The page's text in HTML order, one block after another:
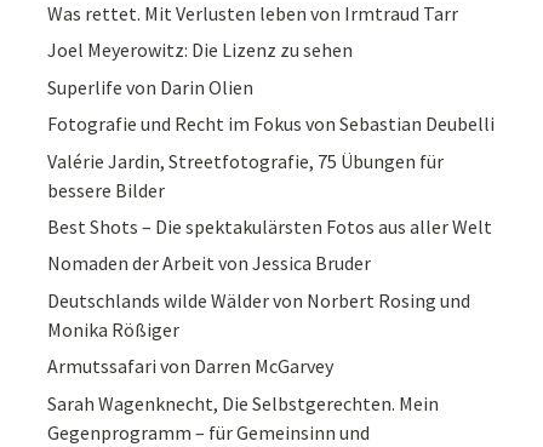
Was rettet. Mit Verlusten leben von Irmtraud Tarr
Joel Meyerowitz: Die Lizenz zu sehen
Superlife von Darin Olien
Fotografie und Recht im Fokus von Sebastian Deubelli
Valérie Jardin, Streetfotografie, 75 Übungen für
bessere Bilder
Best Shots – Die spektakulärsten Fotos aus aller Welt
Nomaden der Arbeit von Jessica Bruder
Deutschlands wilde Wälder von Norbert Rosing und
Monika Rößiger
Armutssafari von Darren McGarvey
Sarah Wagenknecht, Die Selbstgerechten. Mein
Gegenprogramm – für Gemeinsinn und